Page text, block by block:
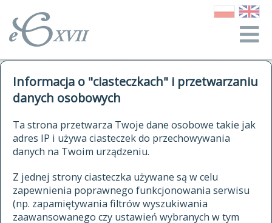
Informacja o "ciasteczkach" i przetwarzaniu
danych osobowych
Ta strona przetwarza Twoje dane osobowe takie jak
adres IP i używa ciasteczek do przechowywania
danych na Twoim urządzeniu.
Z jednej strony ciasteczka używane są w celu
zapewnienia poprawnego funkcjonowania serwisu
(np. zapamiętywania filtrów wyszukiwania
zaawansowanego czy ustawień wybranych w tym
autorzy Słownika
historia
publikacje
źródła
autorzy tekstów źródłowych
zasady opracowania
statystyki
kwerendy
jak cytować Słownik
ELEKTRONICZNY SŁOWNIK
JĘZYKA POLSKIEGO
XVII I XVIII WIEKU